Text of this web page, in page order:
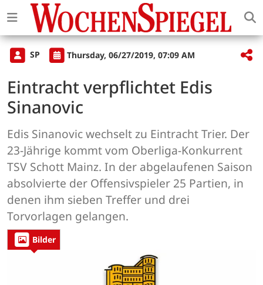
SP Thursday, 06/27/2019, 07:09 AM
Eintracht verpflichtet Edis
Sinanovic
Edis Sinanovic wechselt zu Eintracht Trier. Der
23-Jährige kommt vom Oberliga-Konkurrent
TSV Schott Mainz. In der abgelaufenen Saison
absolvierte der Offensivspieler 25 Partien, in
denen ihm sieben Treffer und drei
Torvorlagen gelangen.
Bilder